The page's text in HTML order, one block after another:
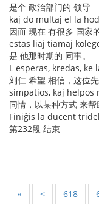
是个 政治部门的 领导
kaj do multaj el la
因而 现在 有很多 国家
estas liaj tiamaj
是 他那时期的 同事。
L esperas, kredas,
刘仁 希望 相信，这位
simpatios, kaj helpos
同情，以某种方式 来帮
Finiĝis la ducent
第232段 结束
« < 618